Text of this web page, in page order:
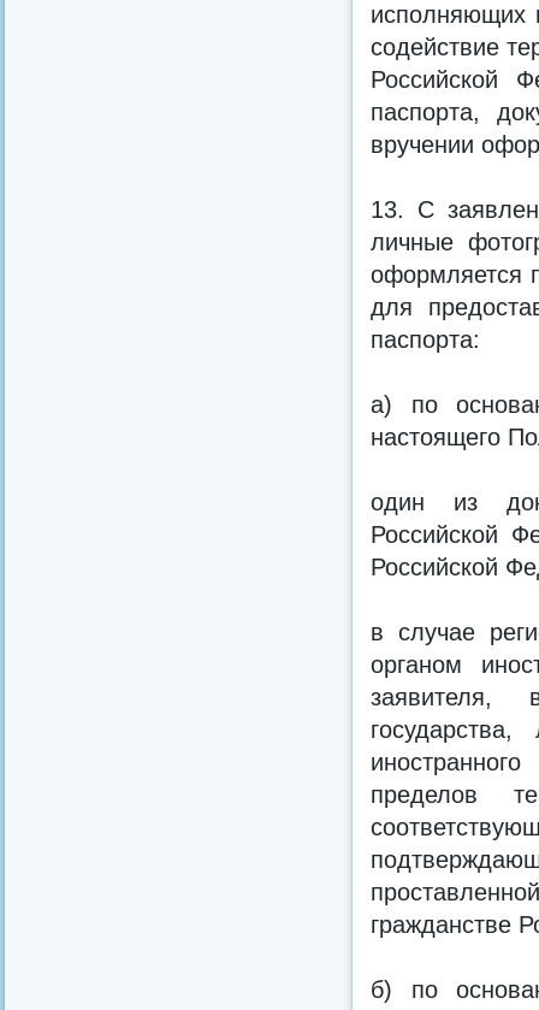
исполняющих
содействие
Российской
паспорта,
вручении
13. С
личные
оформляется
для
паспорта:
а) по
настоящего
один из
Российской
Российской
в случае
органом
заявителя,
пределов
гражданстве
б) по